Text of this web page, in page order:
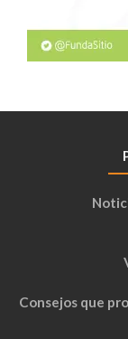
Consejos que